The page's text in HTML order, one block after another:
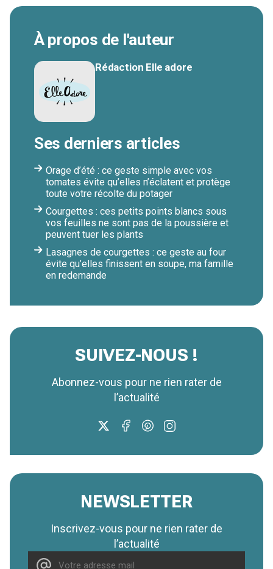
À propos de l'auteur
Rédaction Elle adore
Ses derniers articles
Orage d’été : ce geste simple avec vos
tomates évite qu’elles n’éclatent et protège
toute votre récolte du potager
Courgettes : ces petits points blancs sous
vos feuilles ne sont pas de la poussière et
peuvent tuer les plants
Lasagnes de courgettes : ce geste au four
évite qu’elles finissent en soupe, ma famille
en redemande
SUIVEZ-NOUS !
Abonnez-vous pour ne rien rater de
l’actualité
NEWSLETTER
Inscrivez-vous pour ne rien rater de
l’actualité